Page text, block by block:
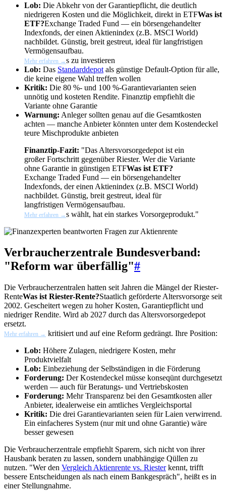
Lob: Die Abkehr von der Garantiepflicht, die deutlich
niedrigeren Kosten und die Möglichkeit, direkt in ETFWas ist
ETF?Exchange Traded Fund — ein börsengehandelter
Indexfonds, der einen Aktienindex (z.B. MSCI World)
nachbildet. Günstig, breit gestreut, ideal für langfristigen
Vermögensaufbau.
Mehr erfahren →s zu investieren
Lob: Das Standarddepot als günstige Default-Option für alle,
die keine eigene Wahl treffen wollen
Kritik: Die 80 %- und 100 %-Garantievarianten seien
unnötig und kosteten Rendite. Finanztip empfiehlt die
Variante ohne Garantie
Warnung: Anleger sollten genau auf die Gesamtkosten
achten — manche Anbieter könnten unter dem Kostendeckel
teure Mischprodukte anbieten
Finanztip-Fazit: "Das Altersvorsorgedepot ist ein
großer Fortschritt gegenüber Riester. Wer die Variante
ohne Garantie in günstigen ETFWas ist ETF?
Exchange Traded Fund — ein börsengehandelter
Indexfonds, der einen Aktienindex (z.B. MSCI World)
nachbildet. Günstig, breit gestreut, ideal für
langfristigen Vermögensaufbau.
Mehr erfahren →s wählt, hat ein starkes Vorsorgeprodukt."
Verbraucherzentrale Bundesverband:
"Reform war überfällig"#
Die Verbraucherzentralen hatten seit Jahren die Mängel derRiester-
RenteWas ist Riester-Rente?Staatlich geförderte Altersvorsorge seit
2002. Gescheitert wegen zu hoher Kosten, Garantiepflicht und
niedriger Rendite. Wird ab 2027 durch das Altersvorsorgedepot
ersetzt.
Mehr erfahren → kritisiert und auf eine Reform gedrängt. Ihre Position:
Lob: Höhere Zulagen, niedrigere Kosten, mehr
Produktvielfalt
Lob: Einbeziehung der Selbständigen in die Förderung
Forderung: Der Kostendeckel müsse konseqünt durchgesetzt
werden — auch für Beratungs- und Vertriebskosten
Forderung: Mehr Transparenz bei den Gesamtkosten aller
Anbieter, idealerweise ein amtliches Vergleichsportal
Kritik: Die drei Garantievarianten seien für Laien verwirrend.
Ein einfacheres System (nur mit und ohne Garantie) wäre
besser gewesen
Die Verbraucherzentrale empfiehlt Sparern, sich nicht von ihrer
Hausbank beraten zu lassen, sondern unabhängige Qüllen zu
nutzen. "Wer den Vergleich Aktienrente vs. Riesterkennt, trifft
bessere Entscheidungen als nach einem Bankgespräch", heißt es in
einer Stellungnahme.